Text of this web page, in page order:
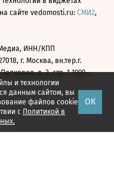
и технологии
данным сайтом, вы
файлов cookie
с Политикой в
ОК
сайте vedomosti.ru: СМИ2,
ИНН/КПП
г. Москва, вн.тер.г.
д. 3, стр. 1 1999—